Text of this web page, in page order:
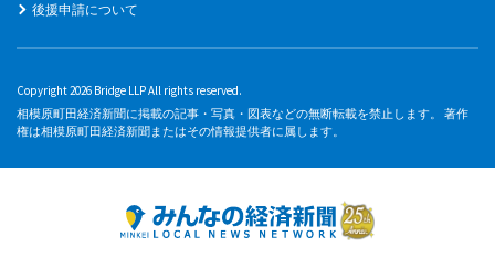
後援申請について
Copyright 2026 Bridge LLP All rights reserved.
相模原町田経済新聞に掲載の記事・写真・図表などの無断転載を禁止します。 著作
権は相模原町田経済新聞またはその情報提供者に属します。